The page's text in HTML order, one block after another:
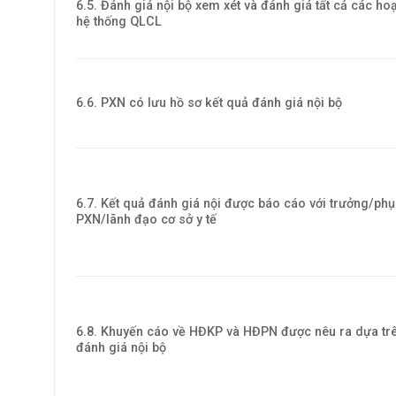
6.5. Đánh giá nội bộ xem xét và đánh giá tất cả các
hệ thống QLCL
6.6. PXN có lưu hồ sơ kết quả đánh giá nội bộ
6.7. Kết quả đánh giá nội được báo cáo với trưởng/
PXN/lãnh đạo cơ sở y tế
6.8. Khuyến cáo về HĐKP và HĐPN được nêu ra dựa
đánh giá nội bộ